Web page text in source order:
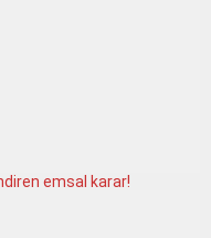
emsal karar!